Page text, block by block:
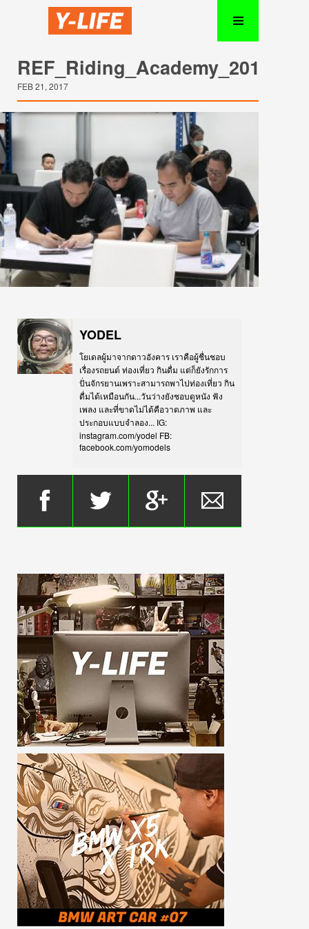
FEB 21, 2017
YODEL
โยเดลผู้มาจากดาวอังคาร เราคือผู้ชื่นชอบ
เรื่องรถยนต์ ท่องเที่ยว กินดื่ม แต่ก็ยังรักการ
ปั่นจักรยานเพราะสามารถพาไปท่องเที่ยว กิน
ดื่มได้เหมือนกัน...วันว่างยังชอบดูหนัง ฟัง
เพลง และที่ขาดไม่ได้คือวาดภาพ และ
ประกอบแบบจำลอง... IG:
instagram.com/yodel FB:
facebook.com/yomodels